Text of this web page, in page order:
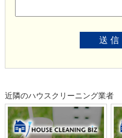
送 信
近隣のハウスクリーニング業者